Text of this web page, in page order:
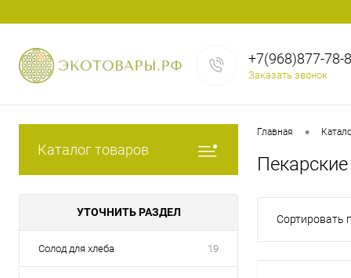
+7(968)877-78-
Заказать звонок
Каталог товаров
УТОЧНИТЬ РАЗДЕЛ
Солод для хлеба 19
Главная •
Сортировать